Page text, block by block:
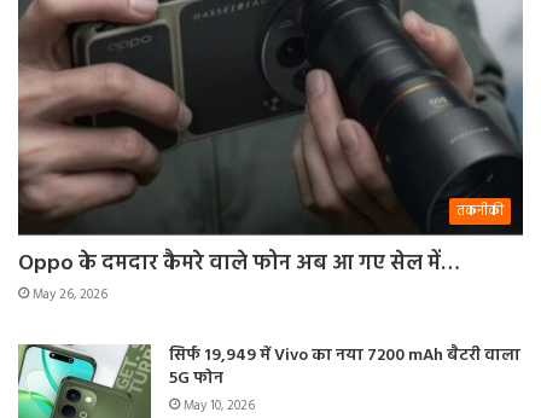
तकनीकी
Oppo के दमदार कैमरे वाले फोन अब आ गए सेल में…
May 26, 2026
सिर्फ 19,949 में Vivo का नया 7200 mAh बैटरी वाला
5G फोन
May 10, 2026